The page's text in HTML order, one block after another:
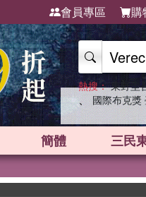
會員專區 購
熱搜： 東野圭
、 國際布克獎
簡體 三民